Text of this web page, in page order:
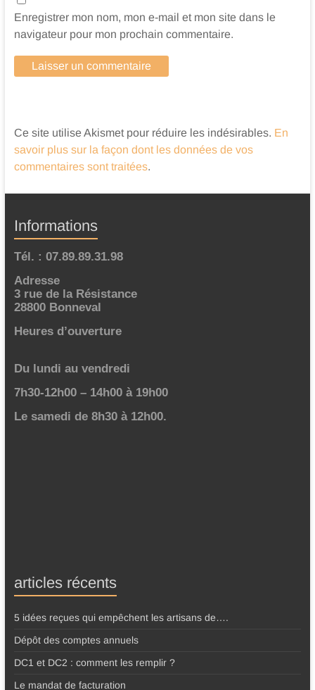
Enregistrer mon nom, mon e-mail et mon site dans le
navigateur pour mon prochain commentaire.
Ce site utilise Akismet pour réduire les indésirables. En
savoir plus sur la façon dont les données de vos
commentaires sont traitées.
Informations
Tél. : 07.89.89.31.98
Adresse
3 rue de la Résistance
28800 Bonneval
Heures d’ouverture
Du lundi au vendredi
7h30-12h00 – 14h00 à 19h00
Le samedi de 8h30 à 12h00.
articles récents
5 idées reçues qui empêchent les artisans de….
Dépôt des comptes annuels
DC1 et DC2 : comment les remplir ?
Le mandat de facturation